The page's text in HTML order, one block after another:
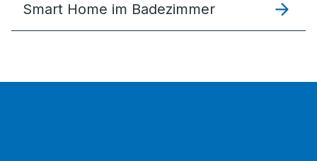
Smart Home im Badezimmer